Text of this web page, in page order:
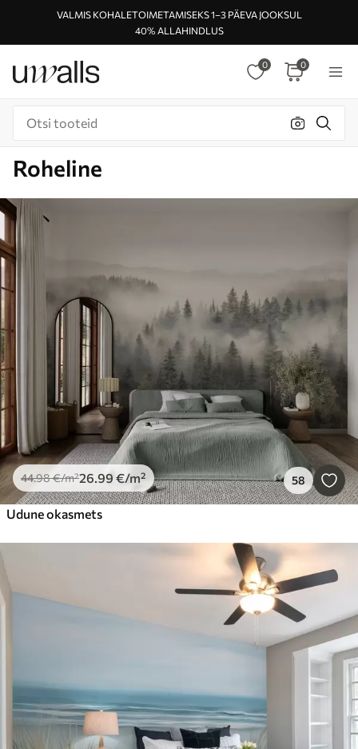
VALMIS KOHALETOIMETAMISEKS 1–3 PÄEVA JOOKSUL
40% ALLAHINDLUS
0 0
Roheline
44.98€/m²26.99 €/m² 58
Udune okasmets